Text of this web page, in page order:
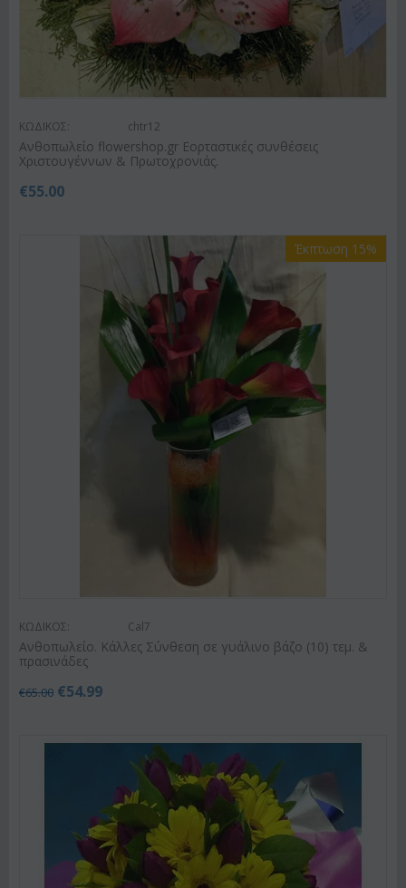
ΚΩΔΙΚΟΣ: chtr12
Ανθοπωλείο flowershop.gr Εορταστικές συνθέσεις
Χριστουγέννων & Πρωτοχρονιάς.
€55.00
Έκπτωση 15%
ΚΩΔΙΚΟΣ: Cal7
Ανθοπωλείο. Κάλλες Σύνθεση σε γυάλινο βάζο (10) τεμ. &
πρασινάδες
€65.00 €54.99